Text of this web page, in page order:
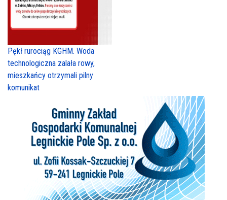
Pękł rurociąg KGHM. Woda
technologiczna zalała rowy,
mieszkańcy otrzymali pilny
komunikat